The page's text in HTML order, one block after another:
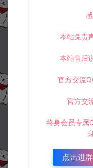
此资源下载价格为
本站免责
本站售后
官方交流
官方交
终身会员专属
点击进群